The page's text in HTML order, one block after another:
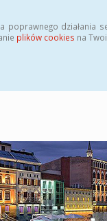
działania
plików cookies na